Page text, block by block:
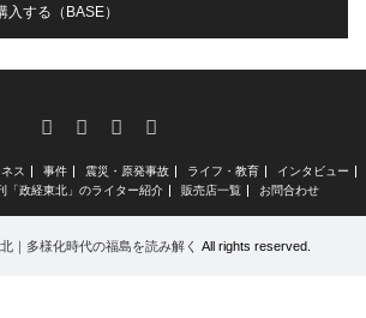
する（BASE）
FacebookInstagram
RSS
ス 事件 震災・原発事故 ライフ・教育
インタビュー
「政経東北」のライター紹介 販売店一覧 お問合わせ
｜多様化時代の福島を読み解く All rights reserved.